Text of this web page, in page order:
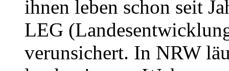
ihnen leben schon seit
LEG
verunsichert. In NRW